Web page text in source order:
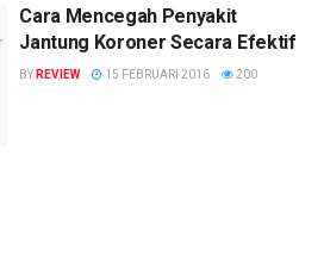
Cara Mencegah Penyakit
Jantung Koroner Secara Efektif
BY REVIEW 15 FEBRUARI 2016 200